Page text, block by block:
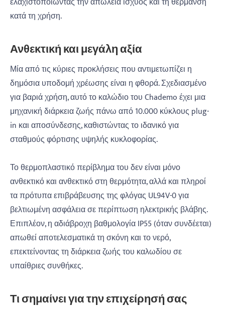
κατά τη χρήση.
Ανθεκτική και μεγάλη αξία
Μία από τις κύριες προκλήσεις που αντιμετωπίζει η
δημόσια υποδομή χρέωσης είναι η φθορά. Σχεδιασμένο
για βαριά χρήση, αυτό το καλώδιο του Chademo έχει μια
μηχανική διάρκεια ζωής πάνω από 10.000 κύκλους plug-
in και αποσύνδεσης, καθιστώντας το ιδανικό για
σταθμούς φόρτισης υψηλής κυκλοφορίας.
Το θερμοπλαστικό περίβλημα του δεν είναι μόνο
ανθεκτικό και ανθεκτικό στη θερμότητα, αλλά και πληροί
τα πρότυπα επιβράβευσης της φλόγας UL94V-0 για
βελτιωμένη ασφάλεια σε περίπτωση ηλεκτρικής βλάβης.
Επιπλέον, η αδιάβροχη βαθμολογία IP55 (όταν συνδέεται)
απωθεί αποτελεσματικά τη σκόνη και το νερό,
επεκτείνοντας τη διάρκεια ζωής του καλωδίου σε
υπαίθριες συνθήκες.
Τι σημαίνει για την επιχείρησή σας